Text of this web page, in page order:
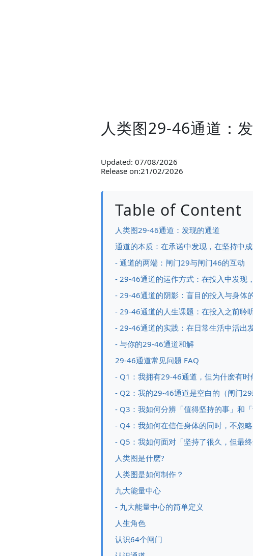
人类图29-46通道：
Updated: 07/08/2026
Release on:21/02/2026
Table of Content
人类图29-46通道：发现的通道
通道的本质：在承诺中发现，在坚持中
- 通道的两端：闸门29与闸门46的互动
- 29-46通道的运作方式：在投入中发现
- 29-46通道的阴影：盲目的投入与身体
- 29-46通道的人生课题：在投入之前聆
- 29-46通道的实践：在日常生活中活出
- 与你的29-46通道和解
29-46通道常见问题 FAQ
- Q1：我拥有29-46通道，但为什麽有
- Q2：我的29-46通道是空白的（闸门
- Q3：我如何分辨「值得坚持的事」和
- Q4：我如何在信任身体的同时，不忽
- Q5：我如何面对「坚持了很久，但最
人类图是什麽?
人类图是如何制作？
九大能量中心
- 九大能量中心的简单定义
人生角色
认识64个闸门